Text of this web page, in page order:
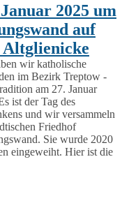
2025 um
auf
Altglienicke
wir katholische
im Bezirk Treptow -
am 27. Januar
ist der Tag des
und wir versammeln
Friedhof
Sie wurde 2020
eingeweiht. Hier ist die